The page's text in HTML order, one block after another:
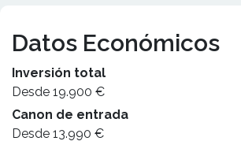
Datos Económicos
Inversión total
Desde 19.900 €
Canon de entrada
Desde 13.990 €